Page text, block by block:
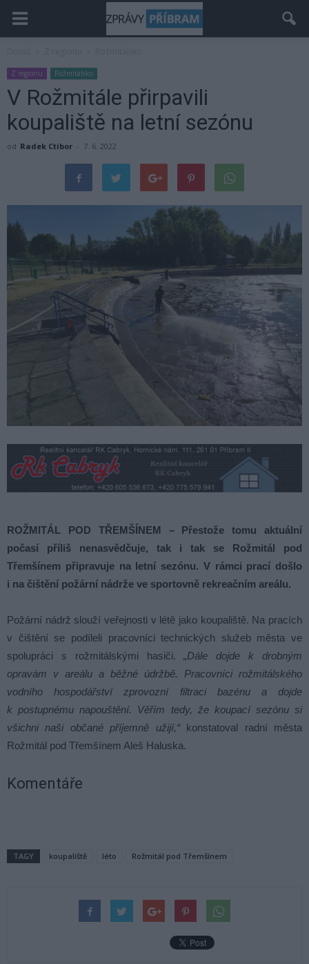
Z regionu Rožmitálsko
V Rožmitále přirpavili
koupaliště na letní sezónu
od Radek Ctibor - 7. 6. 2022
ROŽMITÁL POD TŘEMŠÍNEM – Přestože tomu aktuální
počasí příliš nenasvědčuje, tak i tak se Rožmitál pod
Třemšínem připravuje na letní sezónu. V rámci prací došlo
i na čištění požární nádrže ve sportovně rekreačním areálu.
Požární nádrž slouží veřejnosti v létě jako koupaliště. Na pracích
v čištění se podíleli pracovníci technických služeb města ve
spolupráci s rožmitálskými hasiči.„Dále dojde k drobným
opravám v areálu a běžné údržbě. Pracovníci rožmitálského
vodního hospodářství zprovozní filtraci bazénu a dojde
k postupnému napouštění. Věřím tedy, že koupací sezónu si
všichni naši občané příjemně užijí,“konstatoval radní města
Rožmitál pod Třemšínem Aleš Haluska.
Komentáře
TAGY koupaliště léto Rožmitál pod Třemšínem